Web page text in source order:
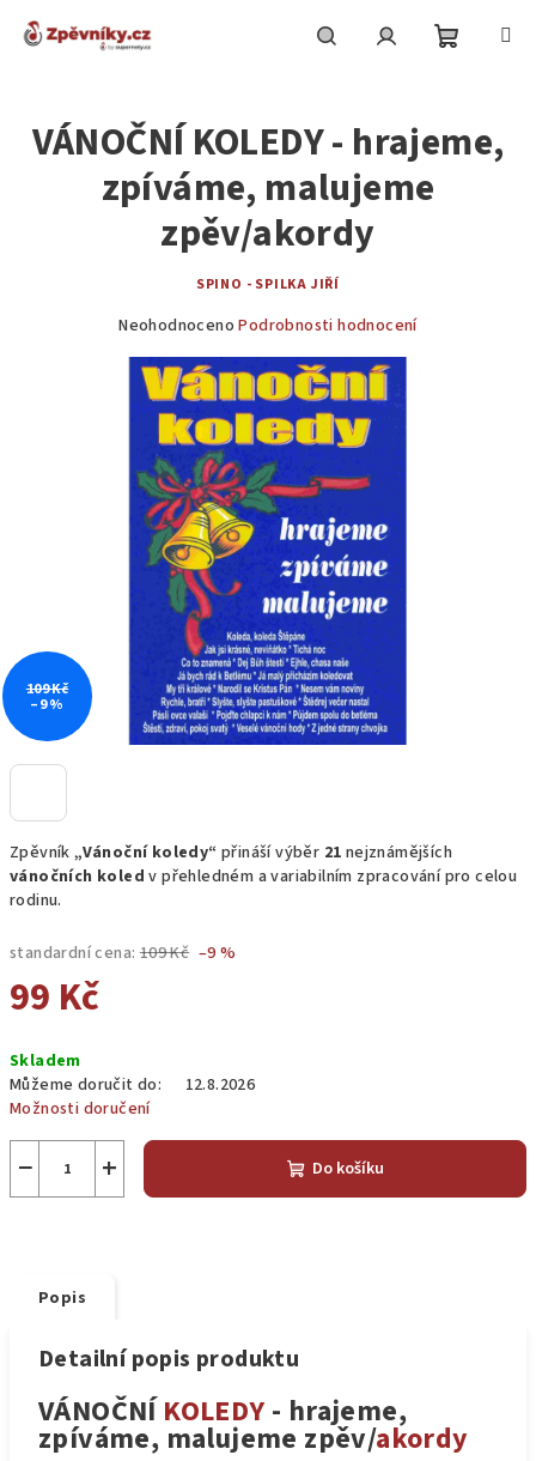
košík
Zpěvník„Vánoční koledy“ přináší výběr 21 nejznámějších
vánočních koled v přehledném a variabilním zpracování pro celou
rodinu.
standardní cena: 109 Kč –9 %
99 Kč
cena:
Skladem
Můžeme doručit do:
12.8.2026
Možnosti doručení
+
− Do košíku
VÁNOČNÍ KOLEDY - hrajeme,
zpíváme, malujeme
zpěv/akordy
SPINO - SPILKA JIŘÍ
Průměrné
produktu
hvězdiček.
Neohodnoceno Podrobnosti hodnocení
109 Kč
–9 %
Popis
Detailní popis produktu
VÁNOČNÍKOLEDY - hrajeme,
zpíváme, malujeme zpěv/akordy